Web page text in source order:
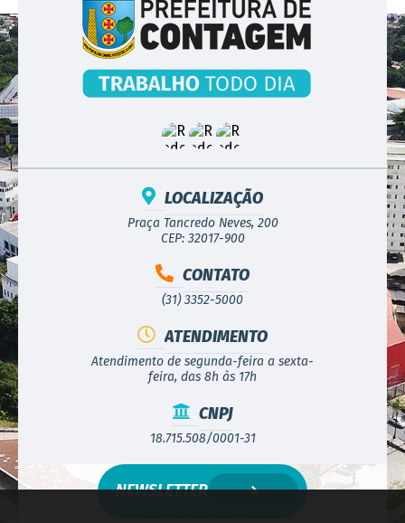
LOCALIZAÇÃO
Praça Tancredo Neves, 200
CEP: 32017-900
CONTATO
(31) 3352-5000
ATENDIMENTO
Atendimento de segunda-feira a sexta-
feira, das 8h às 17h
CNPJ
18.715.508/0001-31
NEWSLETTER